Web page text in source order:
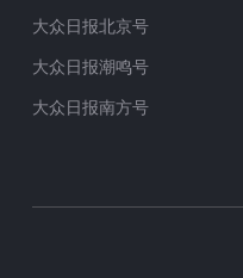
大众日报北京号
大众日报潮鸣号
大众日报南方号